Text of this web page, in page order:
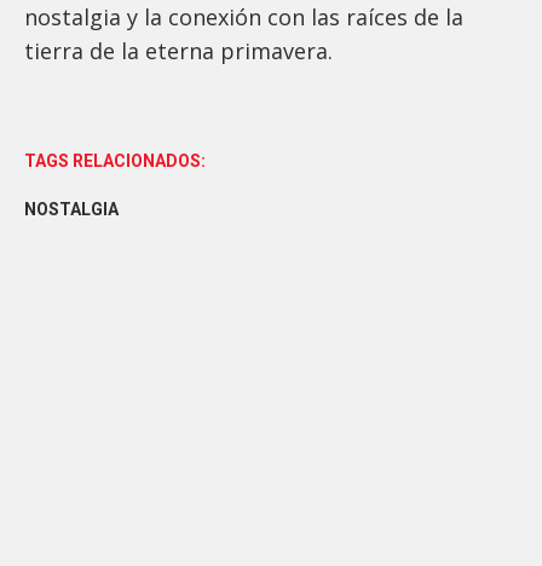
nostalgia y la conexión con las raíces de la
tierra de la eterna primavera.
TAGS RELACIONADOS:
NOSTALGIA